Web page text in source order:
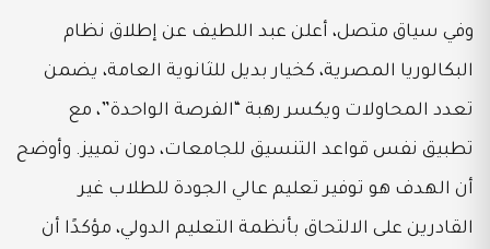
وفي سياق متصل، أعلن عبد اللطيف عن إطلاق نظام
البكالوريا المصرية، كخيار بديل للثانوية العامة، يضمن
تعدد المحاولات ويكسر رهبة “الفرصة الواحدة”، مع
تطبيق نفس قواعد التنسيق للجامعات، دون تمييز. وأوضح
أن الهدف هو توفير تعليم عالي الجودة للطلاب غير
القادرين على الالتحاق بأنظمة التعليم الدولي، مؤكدًا أن